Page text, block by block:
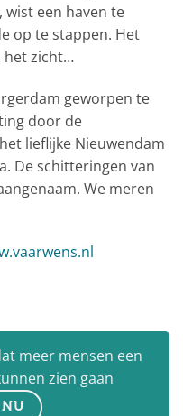
een haven te
op te stappen. Het
het zicht…
geworpen te
door de
lieflijke Nieuwendam
De schitteringen van
We meren
meer mensen een
zien gaan
NU